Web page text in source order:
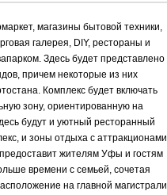
магазины бытовой техники,
галерея, DIY, рестораны и
Здесь будет представлено
причем некоторые из них
Комплекс будет включать
зону, ориентированную на
будут и уютный ресторанный
и зоны отдыха с аттракционами
жителям Уфы и гостям
времени с семьей, сочетая
на главной магистрали